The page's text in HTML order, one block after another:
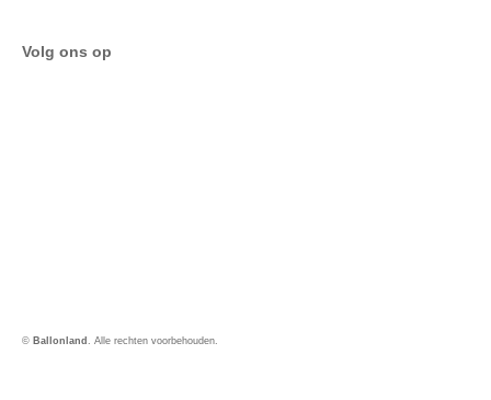
Volg ons op
© Ballonland . Alle rechten voorbehouden.